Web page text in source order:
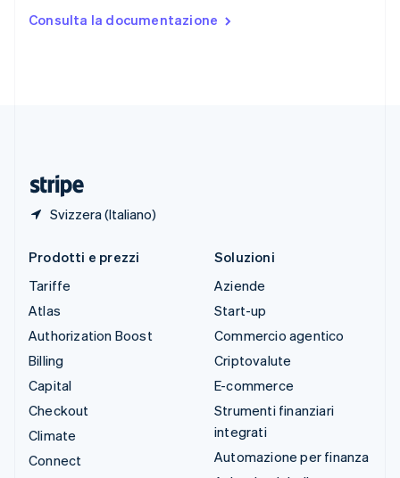
Consulta la documentazione
Svizzera (Italiano)
English Español简体中文
Prodotti e prezzi
Tariffe
Atlas
Authorization Boost
Billing
Capital
Checkout
Climate
Connect
Soluzioni
Aziende
Start-up
Commercio agentico
Criptovalute
E-commerce
Strumenti finanziari
integrati
Automazione per finanza